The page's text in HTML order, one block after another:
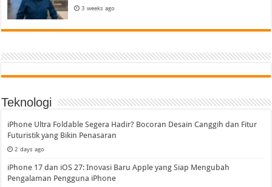
3 weeks ago
Teknologi
iPhone Ultra Foldable Segera Hadir? Bocoran Desain Canggih dan Fitur
Futuristik yang Bikin Penasaran
2 days ago
iPhone 17 dan iOS 27: Inovasi Baru Apple yang Siap Mengubah
Pengalaman Pengguna iPhone